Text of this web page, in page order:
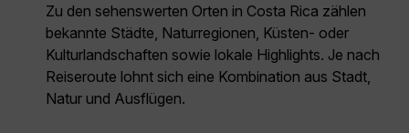
Zu den sehenswerten Orten in Costa Rica zählen
bekannte Städte, Naturregionen, Küsten- oder
Kulturlandschaften sowie lokale Highlights. Je nach
Reiseroute lohnt sich eine Kombination aus Stadt,
Natur und Ausflügen.